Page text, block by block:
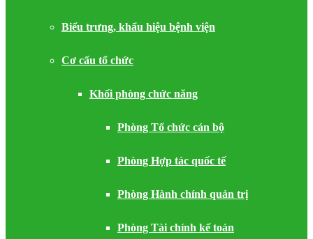
Biểu trưng, khẩu hiệu bệnh viện
Cơ cấu tổ chức
Khối phòng chức năng
Phòng Tổ chức cán bộ
Phòng Hợp tác quốc tế
Phòng Hành chính quản trị
Phòng Tài chính kế toán